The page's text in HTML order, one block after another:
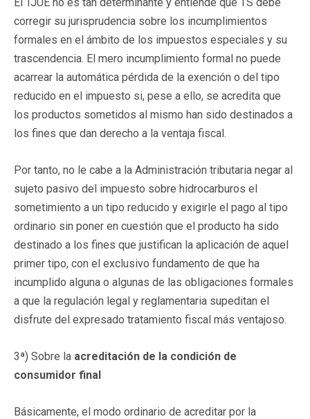
corregir su jurisprudencia sobre los incumplimientos
formales en el ámbito de los impuestos especiales y su
trascendencia. El mero incumplimiento formal no puede
acarrear la automática pérdida de la exención o del tipo
reducido en el impuesto si, pese a ello, se acredita que
los productos sometidos al mismo han sido destinados a
los fines que dan derecho a la ventaja fiscal.
Por tanto, no le cabe a la Administración tributaria negar al
sujeto pasivo del impuesto sobre hidrocarburos el
sometimiento a un tipo reducido y exigirle el pago al tipo
ordinario sin poner en cuestión que el producto ha sido
destinado a los fines que justifican la aplicación de aquel
primer tipo, con el exclusivo fundamento de que ha
incumplido alguna o algunas de las obligaciones formales
a que la regulación legal y reglamentaria supeditan el
disfrute del expresado tratamiento fiscal más ventajoso.
3ª) Sobre la acreditación de la condición de
consumidor final
Básicamente, el modo ordinario de acreditar por la